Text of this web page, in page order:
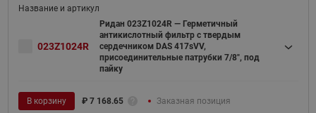
023Z1024R
Ридан 023Z1024R — Герметичный
антикислотный фильтр с твердым
сердечником DAS 417sVV,
присоединительные патрубки 7/8", под
пайку
В корзину ₽ 7 168.65 Заказная позиция